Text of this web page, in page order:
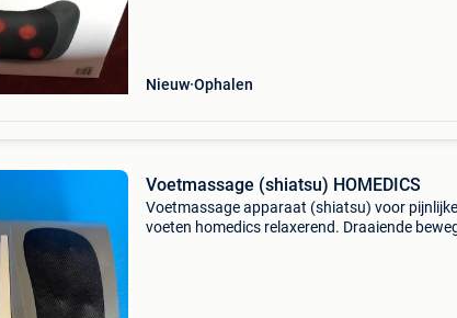
Nieuw Ophalen
Voetmassage (shiatsu) HOMEDICS
Voetmassage apparaat (shiatsu) voor pijnlijke
voeten homedics relaxerend. Draaiende